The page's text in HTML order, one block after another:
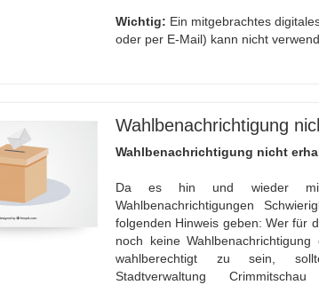
Wichtig: Ein mitgebrachtes
oder per E-Mail) kann nicht
Wahlbenachrichtigung
Wahlbenachrichtigung nicht
Da es hin und wieder
Wahlbenachrichtigungen
folgenden Hinweis geben: Wer für
noch keine
wahlberechtigt zu sein,
Stadtverwaltung